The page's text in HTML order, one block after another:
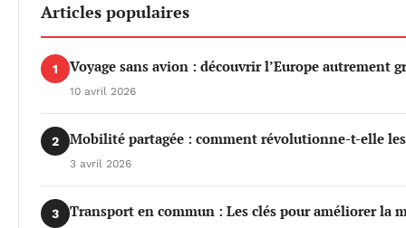
Articles populaires
1 Voyage sans avion : découvrir l’Europe autrement
10 avril 2026
2 Mobilité partagée : comment révolutionne-t-elle
3 avril 2026
3 Transport en commun : Les clés pour améliorer la